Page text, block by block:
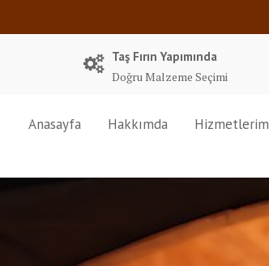
Taş Fırın Yapımında
Doğru Malzeme Seçimi
Anasayfa Hakkımda Hizmetlerim